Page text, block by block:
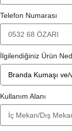
Telefon Numarası
İlgilendiğiniz Ürün
Kullanım Alanı